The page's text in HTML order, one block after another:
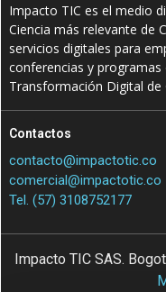
Impacto TIC es el medio
Ciencia más relevante de
servicios digitales para
conferencias y
Transformación Digital
Contactos
contacto@impactotic.co
comercial@impactotic.co
Tel. (57) 3108752177
Impacto TIC SAS.